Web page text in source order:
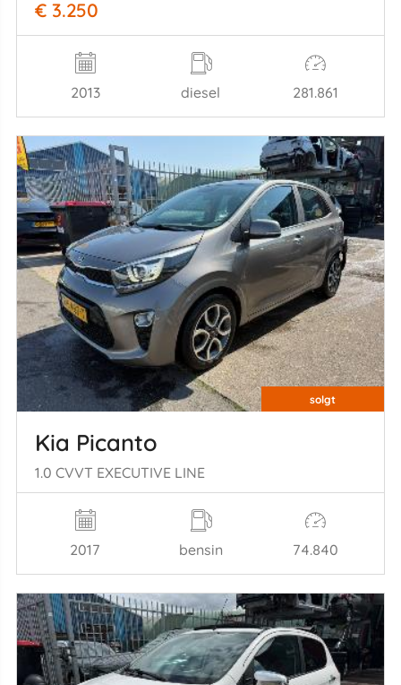
€ 3.250
2013 diesel 281.861
solgt
Kia Picanto
1.0 CVVT EXECUTIVE LINE
2017 bensin 74.840